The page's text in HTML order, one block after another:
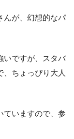
んが、幻想的なパ
いですが、スタバ
、ちょっぴり大人
ていますので、参